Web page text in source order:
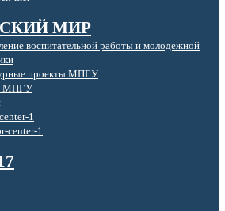
МИР
воспитательной работы и молодежной
проекты МПГУ
МПГУ